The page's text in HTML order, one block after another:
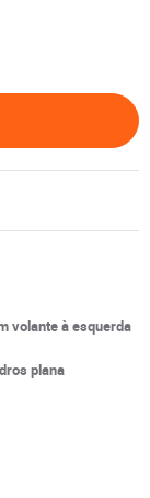
volante à esquerda
plana